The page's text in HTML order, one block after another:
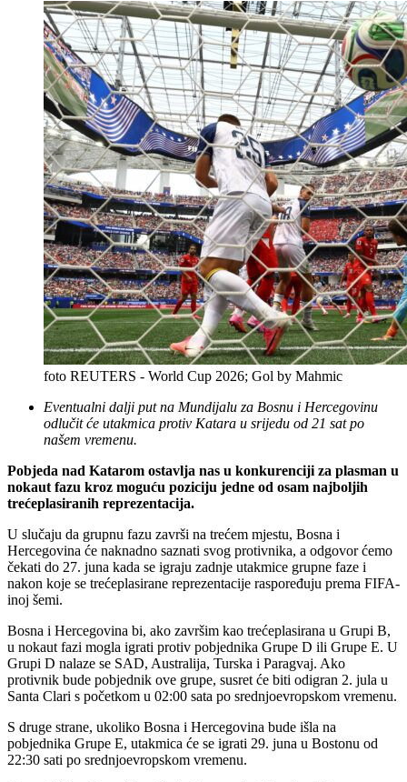
foto REUTERS - World Cup 2026; Gol by Mahmic
Eventualni dalji put na Mundijalu za Bosnu i Hercegovinu
odlučit će utakmica protiv Katara u srijedu od 21 sat po
našem vremenu.
Pobjeda nad Katarom ostavlja nas u konkurenciji za plasman u
nokaut fazu kroz moguću poziciju jedne od osam najboljih
trećeplasiranih reprezentacija.
U slučaju da grupnu fazu završi na trećem mjestu, Bosna i
Hercegovina će naknadno saznati svog protivnika, a odgovor ćemo
čekati do 27. juna kada se igraju zadnje utakmice grupne faze i
nakon koje se trećeplasirane reprezentacije raspoređuju prema FIFA-
inoj šemi.
Bosna i Hercegovina bi, ako završim kao trećeplasirana u Grupi B,
u nokaut fazi mogla igrati protiv pobjednika Grupe D ili Grupe E. U
Grupi D nalaze se SAD, Australija, Turska i Paragvaj. Ako
protivnik bude pobjednik ove grupe, susret će biti odigran 2. jula u
Santa Clari s početkom u 02:00 sata po srednjoevropskom vremenu.
S druge strane, ukoliko Bosna i Hercegovina bude išla na
pobjednika Grupe E, utakmica će se igrati 29. juna u Bostonu od
22:30 sati po srednjoevropskom vremenu.